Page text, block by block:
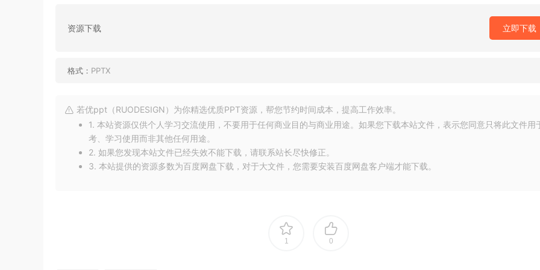
资源下载 立即下载
格式： PPTX
若优ppt（RUODESIGN）为你精选优质PPT资源，帮您节约时间成本，提高工作效率。
1. 本站资源仅供个人学习交流使用，不要用于任何商业目的与商业用途。如果您下载本站文件，表示您同意只将此文件用
考、学习使用而非其他任何用途。
2. 如果您发现本站文件已经失效不能下载，请联系站长尽快修正。
3. 本站提供的资源多数为百度网盘下载，对于大文件，您需要安装百度网盘客户端才能下载。
1 0